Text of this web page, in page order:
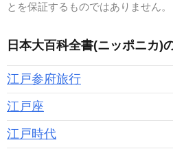
とを保証するものではありません。
日本大百科全書(ニッポニカ)
江戸参府旅行
江戸座
江戸時代